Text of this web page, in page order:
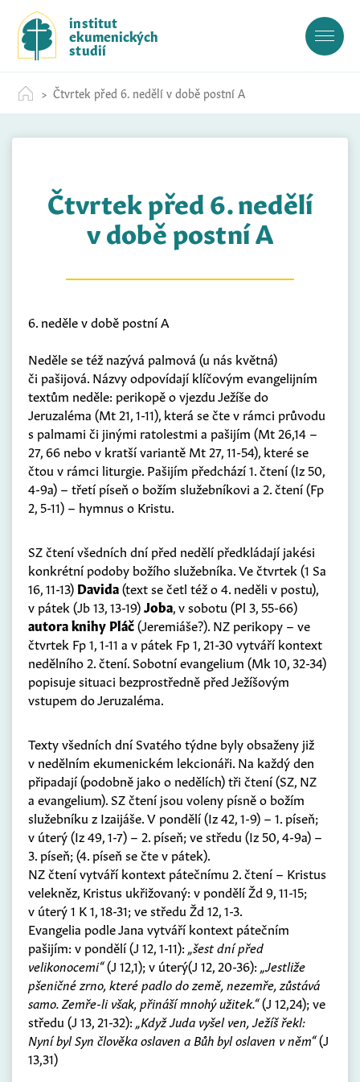
c
institut
ekumenických
studií
Čtvrtek před 6. nedělí v době postní A
Čtvrtek před 6. nedělí
v době postní A
6. neděle v době postní A
Neděle se též nazývá palmová (u nás květná)
či pašijová. Názvy odpovídají klíčovým evangelijním
textům neděle: perikopě o vjezdu Ježíše do
Jeruzaléma (Mt 21, 1-11), která se čte v rámci průvodu
s palmami či jinými ratolestmi a pašijím (Mt 26,14 –
27, 66 nebo v kratší variantě Mt 27, 11-54), které se
čtou v rámci liturgie. Pašijím předchází 1. čtení (Iz 50,
4-9a) – třetí píseň o božím služebníkovi a 2. čtení (Fp
2, 5-11) – hymnus o Kristu.
SZ čtení všedních dní před nedělí předkládají jakési
konkrétní podoby božího služebníka. Ve čtvrtek (1 Sa
16, 11-13) Davida(text se četl též o 4. neděli v postu),
v pátek (Jb 13, 13-19)Joba, v sobotu (Pl 3, 55-66)
autora knihy Pláč(Jeremiáše?). NZ perikopy – ve
čtvrtek Fp 1, 1-11 a v pátek Fp 1, 21-30 vytváří kontext
nedělního 2. čtení. Sobotní evangelium (Mk 10, 32-34)
popisuje situaci bezprostředně před Ježíšovým
vstupem do Jeruzaléma.
Texty všedních dní Svatého týdne byly obsaženy již
v nedělním ekumenickém lekcionáři. Na každý den
připadají (podobně jako o nedělích) tři čtení (SZ, NZ
a evangelium). SZ čtení jsou voleny písně o božím
služebníku z Izaijáše. V pondělí (Iz 42, 1-9) – 1. píseň;
v úterý (Iz 49, 1-7) – 2. píseň; ve středu (Iz 50, 4-9a) –
3. píseň; (4. píseň se čte v pátek).
NZ čtení vytváří kontext pátečnímu 2. čtení – Kristus
velekněz, Kristus ukřižovaný: v pondělí Žd 9, 11-15;
v úterý 1 K 1, 18-31; ve středu Žd 12, 1-3.
Evangelia podle Jana vytváří kontext pátečním
pašijím: v pondělí (J 12, 1-11): „šest dní před
velikonocemi“(J 12,1); v úterý(J 12, 20-36): „Jestliže
pšeničné zrno, které padlo do země, nezemře, zůstává
samo. Zemře-li však, přináší mnohý užitek.“(J 12,24); ve
středu (J 13, 21-32): „Když Juda vyšel ven, Ježíš řekl:
Nyní byl Syn člověka oslaven a Bůh byl oslaven v něm“(J
13,31)